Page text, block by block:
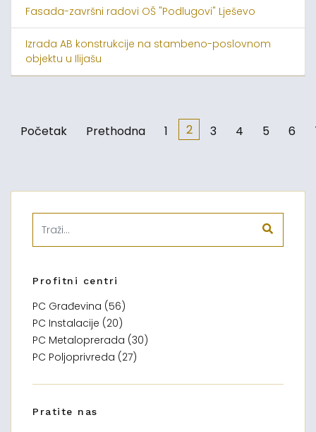
Fasada-završni radovi OŠ "Podlugovi" Lješevo
Izrada AB konstrukcije na stambeno-poslovnom
objektu u Ilijašu
Početak Prethodna 1 2 3 4 5 6
Profitni centri
PC Građevina (56)
PC Instalacije (20)
PC Metaloprerada (30)
PC Poljoprivreda (27)
Pratite nas